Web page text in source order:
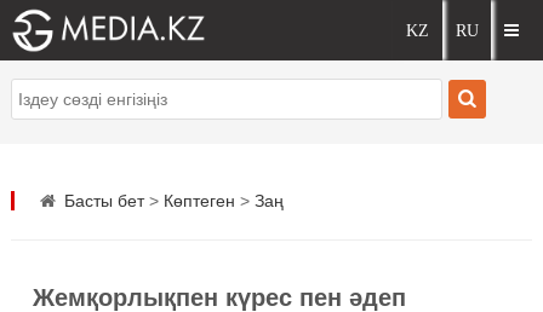
Басты бет> Көптеген > Заң
Жемқорлықпен күрес пен әдеп